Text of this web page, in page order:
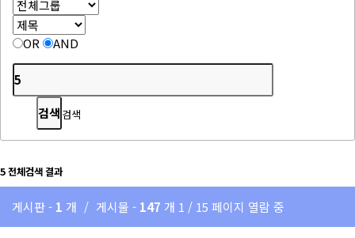
OR AND
검색
5전체검색 결과
게시판 - 1 개 / 게시물 - 147 개 1 / 15 페이지 열람 중